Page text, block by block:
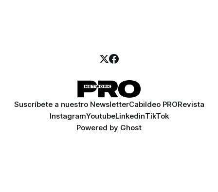
Suscríbete a nuestro NewsletterCabildeo PRORevista
InstagramYoutubeLinkedinTikTok
Powered by Ghost